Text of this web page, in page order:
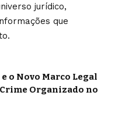
jurídico,
que
e o Novo Marco Legal
Crime Organizado no